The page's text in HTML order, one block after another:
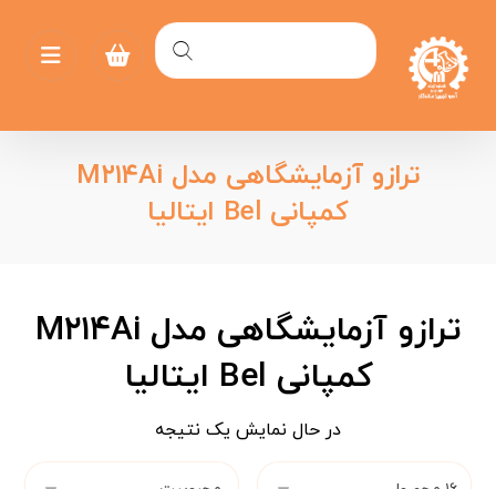
ترازو آزمایشگاهی مدل M۲۱۴Ai
کمپانی Bel ایتالیا
ترازو آزمایشگاهی مدل M۲۱۴Ai
کمپانی Bel ایتالیا
در حال نمایش یک نتیجه